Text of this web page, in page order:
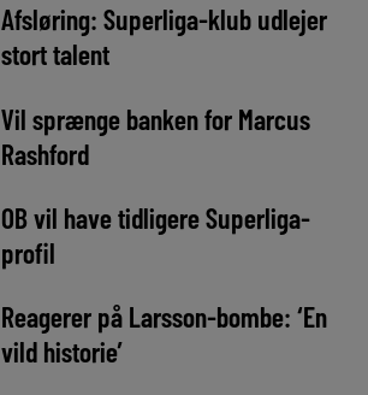
Afsløring: Superliga-klub udlejer
stort talent
Vil sprænge banken for Marcus
Rashford
OB vil have tidligere Superliga-
profil
Reagerer på Larsson-bombe: ‘En
vild historie’